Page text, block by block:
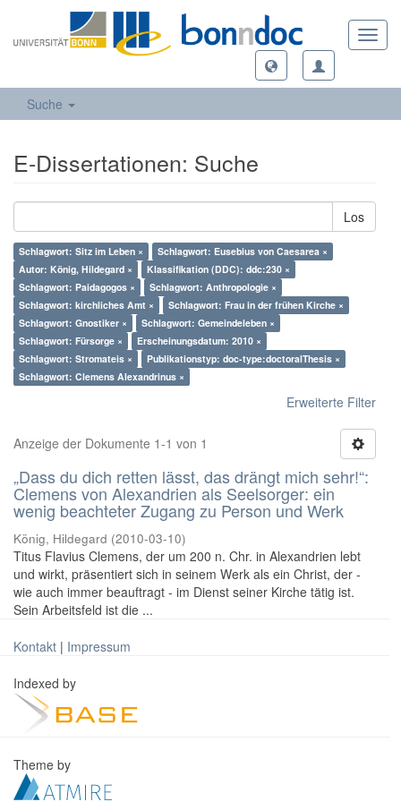
Suche
E-Dissertationen: Suche
Los
Schlagwort: Sitz im Leben ×
Schlagwort: Eusebius von Caesarea ×
Autor: König, Hildegard ×
Klassifikation (DDC): ddc:230 ×
Schlagwort: Paidagogos ×
Schlagwort: Anthropologie ×
Schlagwort: kirchliches Amt ×
Schlagwort: Frau in der frühen Kirche ×
Schlagwort: Gnostiker ×
Schlagwort: Gemeindeleben ×
Schlagwort: Fürsorge ×
Erscheinungsdatum: 2010 ×
Schlagwort: Stromateis ×
Publikationstyp: doc-type:doctoralThesis ×
Schlagwort: Clemens Alexandrinus ×
Erweiterte Filter
Anzeige der Dokumente 1-1 von 1
„Dass du dich retten lässt, das drängt mich sehr!“:
Clemens von Alexandrien als Seelsorger: ein
wenig beachteter Zugang zu Person und Werk
König, Hildegard (2010-03-10)
Titus Flavius Clemens, der um 200 n. Chr. in Alexandrien lebt
und wirkt, präsentiert sich in seinem Werk als ein Christ, der -
wie auch immer beauftragt - im Dienst seiner Kirche tätig ist.
Sein Arbeitsfeld ist die ...
Kontakt | Impressum
Indexed by
Theme by